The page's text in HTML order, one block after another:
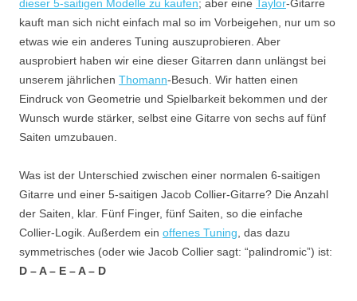
dieser 5-saitigen Modelle zu kaufen; aber eine Taylor-Gitarre
kauft man sich nicht einfach mal so im Vorbeigehen, nur um so
etwas wie ein anderes Tuning auszuprobieren. Aber
ausprobiert haben wir eine dieser Gitarren dann unlängst bei
unserem jährlichen Thomann-Besuch. Wir hatten einen
Eindruck von Geometrie und Spielbarkeit bekommen und der
Wunsch wurde stärker, selbst eine Gitarre von sechs auf fünf
Saiten umzubauen.
Was ist der Unterschied zwischen einer normalen 6-saitigen
Gitarre und einer 5-saitigen Jacob Collier-Gitarre? Die Anzahl
der Saiten, klar. Fünf Finger, fünf Saiten, so die einfache
Collier-Logik. Außerdem ein offenes Tuning , das dazu
symmetrisches (oder wie Jacob Collier sagt: “palindromic”) ist:
D – A – E – A – D